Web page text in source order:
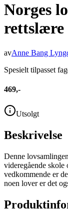
Norges
rettslære
avAnne Bang
Spesielt tilpasset
469,-
Utsolgt
Beskrivelse
Denne
videregående
vedkommende er
noen lover er det